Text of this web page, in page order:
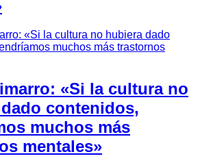
«Si la cultura no
contenidos,
muchos más
mentales»